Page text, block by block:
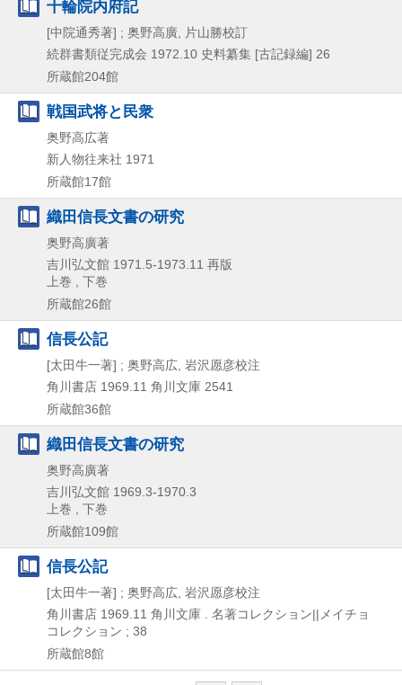
十輪院内府記
[中院通秀著] ; 奥野高廣, 片山勝校訂
続群書類従完成会 1972.10 史料纂集 [古記録編] 26
所蔵館204館
戦国武将と民衆
奥野高広著
新人物往来社 1971
所蔵館17館
織田信長文書の研究
奥野高廣著
吉川弘文館 1971.5-1973.11 再版
上巻 , 下巻
所蔵館26館
信長公記
[太田牛一著] ; 奥野高広, 岩沢愿彦校注
角川書店 1969.11 角川文庫 2541
所蔵館36館
織田信長文書の研究
奥野高廣著
吉川弘文館 1969.3-1970.3
上巻 , 下巻
所蔵館109館
信長公記
[太田牛一著] ; 奥野高広, 岩沢愿彦校注
角川書店 1969.11 角川文庫 . 名著コレクション||メイチョ
コレクション ; 38
所蔵館8館